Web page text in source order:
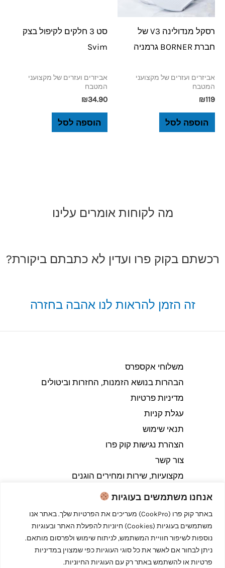
אנחנו משתמשים בעוגיות
באתר קוק פרו (CookPro) מעריכים את הפרטיות שלך. באתר אנו
משתמשים בעוגיות (Cookies) חיוניות להפעלת האתר ובעוגיות
נוספות לשיפור חוויית המשתמש, לניתוח שימוש ולפרסום מותאם.
ניתן לבחור אם לאשר את כל סוגי העוגיות כפי שמצוין במדיניות
פרטיות או להשתמש באתר רק עם העוגיות החיוניות.
רסקל מנדולינה V3 של
חברת BORNER גרמניה
אביזרים ועזרים של מקצועני
המטבח
₪119
הוספה לסל
סט 3 חלקים לקיפול בצק
Svim
אביזרים ועזרים של מקצועני
המטבח
₪34.90
הוספה לסל
מה לקוחות אומרים עלינו
רכשתם בקוק פרו ועדין לא כתבתם ביקורת?
זה הזמן להראות לנו אהבה בחזרה
משלוחי אקספרס
הבהרות בנושא הזמנות, החזרות וביטולים​
מדיניות פרטיות
עגלת קניות
תנאי שימוש
הצהרת נגישות קוק פרו
צור קשר
מקצועיות, שירות ומחירים הוגנים
Copyright © 2026 קוק פרו - לבשל כמו מקצוענים